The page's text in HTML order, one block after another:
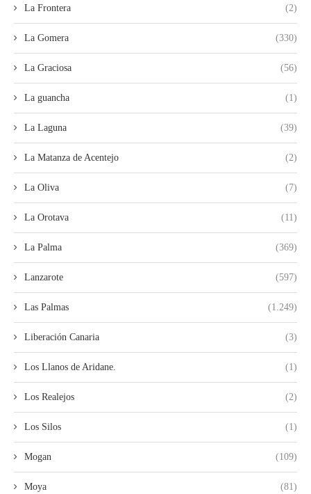
La Frontera (2)
La Gomera (330)
La Graciosa (56)
La guancha (1)
La Laguna (39)
La Matanza de Acentejo (2)
La Oliva (7)
La Orotava (11)
La Palma (369)
Lanzarote (597)
Las Palmas (1.249)
Liberación Canaria (3)
Los Llanos de Aridane. (1)
Los Realejos (2)
Los Silos (1)
Mogan (109)
Moya (81)